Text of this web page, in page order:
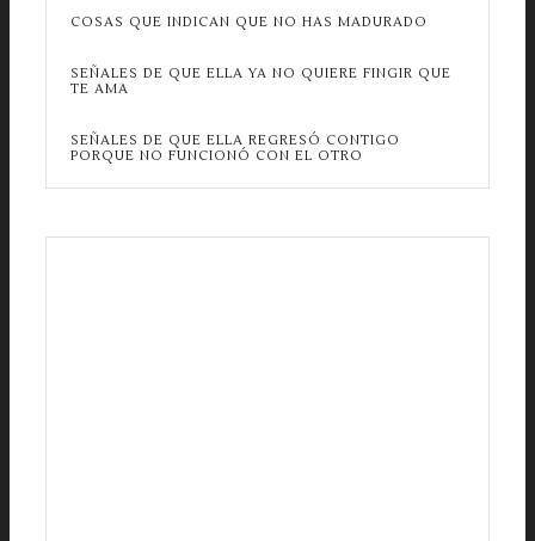
COSAS QUE INDICAN QUE NO HAS MADURADO
SEÑALES DE QUE ELLA YA NO QUIERE FINGIR QUE
TE AMA
SEÑALES DE QUE ELLA REGRESÓ CONTIGO
PORQUE NO FUNCIONÓ CON EL OTRO